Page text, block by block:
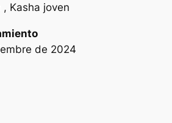
, Kasha joven
de 2024